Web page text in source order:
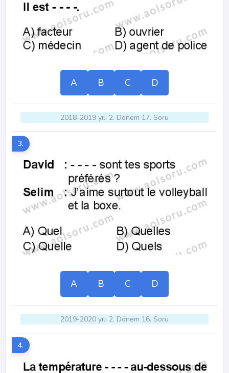
A B C D
2018-2019 yılı 2. Dönem 17. Soru
3.
A B C D
2019-2020 yılı 2. Dönem 16. Soru
4.